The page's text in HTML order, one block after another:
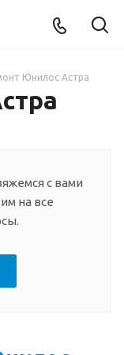
Юнилос Астра
с вами
на все